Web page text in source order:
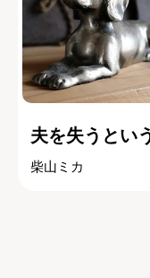
夫を失うとい
柴山ミカ